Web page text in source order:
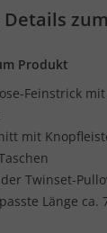
Details
Produkt
Feinstrick
mit
Twinset-
Länge ca.